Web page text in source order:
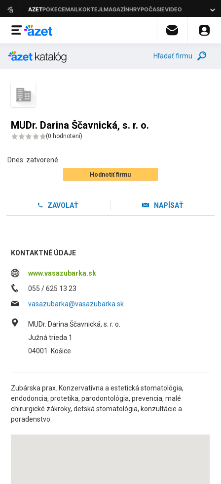
Hľadať firmu
MUDr. Darina Ščavnická, s. r. o.
(0 hodnotení)
Dnes: zatvorené
Hodnotiť firmu
ZAVOLAŤ NAPÍSAŤ
KONTAKTNÉ ÚDAJE
www.vasazubarka.sk
055 / 625 13 23
vasazubarka@vasazubarka.sk
MUDr. Darina Ščavnická, s. r. o.
Južná trieda 1
04001
Košice
Zubárska prax. Konzervatívna a estetická stomatológia,
endodoncia, protetika, parodontológia, prevencia, malé
chirurgické zákroky, detská stomatológia, konzultácie a
poradenstvo.